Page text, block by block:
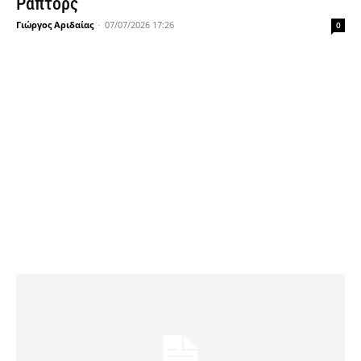
Γιώργος Αριδαίας - 07/07/2026 17:26 0